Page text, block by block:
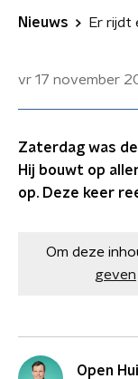
Nieuws Er rijdt
vr 17 november
Zaterdag was
Hij bouwt op
op. Deze keer
Om deze
geven
Open